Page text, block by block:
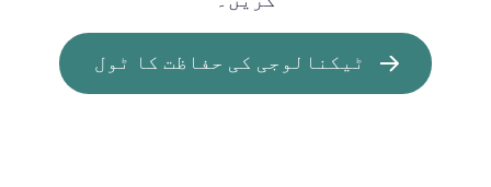
ٹیکنالوجی کی حفاظت کا ٹول